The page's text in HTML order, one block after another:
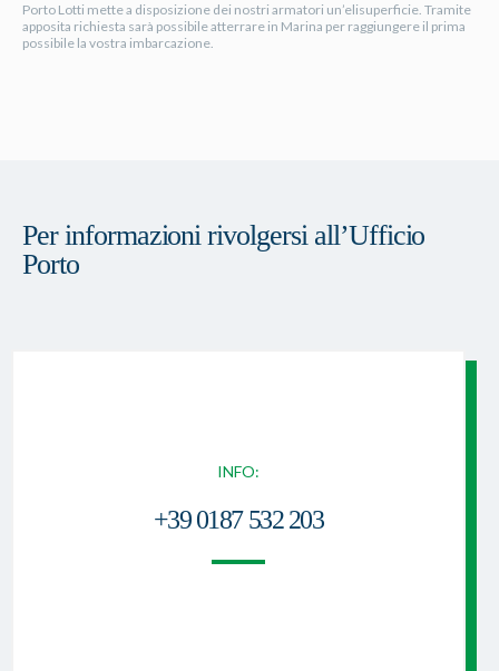
Porto Lotti mette a disposizione dei nostri armatori un’elisuperficie. Tramite
apposita richiesta sarà possibile atterrare in Marina per raggiungere il prima
possibile la vostra imbarcazione.
Per informazioni rivolgersi all’Ufficio
Porto
INFO:
+39 0187 532 203